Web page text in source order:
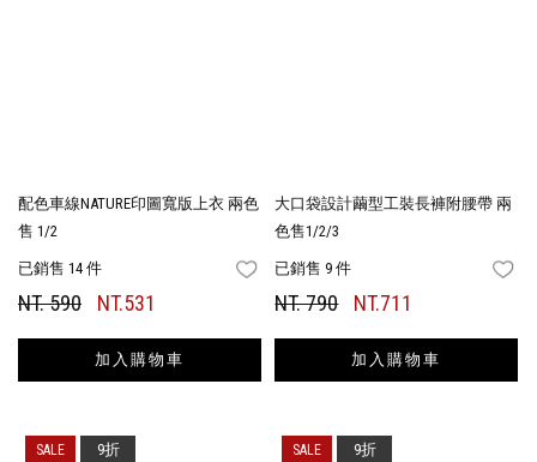
配色車線NATURE印圖寬版上衣 兩色
售 1/2
已銷售 14 件 FAVORITES
NT. 590 NT.531
加入購物車
大口袋設計繭型工裝長褲附腰帶 兩
色售1/2/3
已銷售 9 件
NT. 790 NT.711
加入購物車
9折 9折